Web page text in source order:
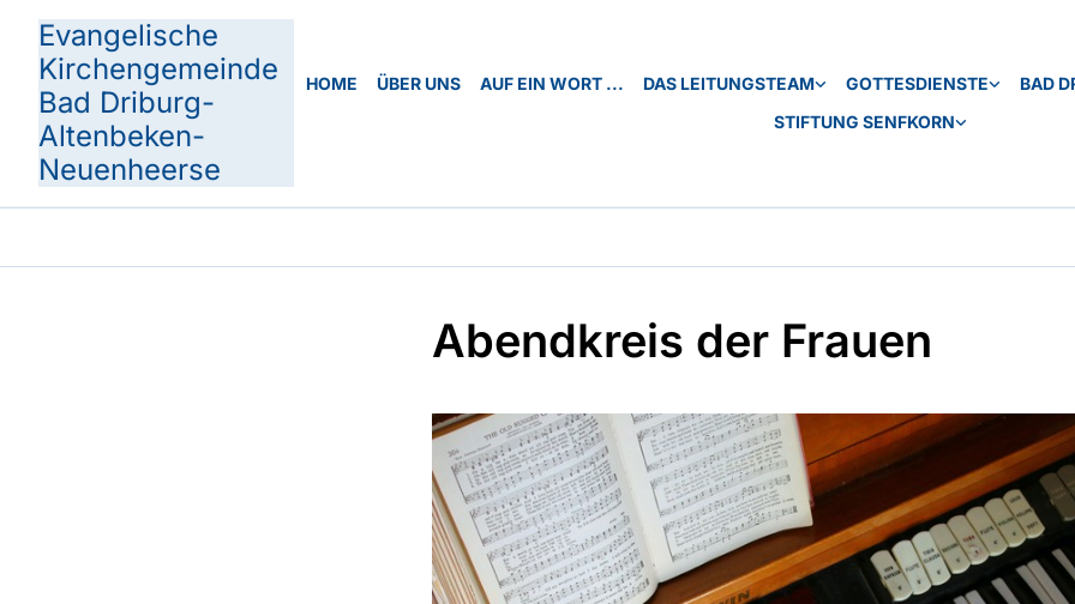
Evangelische
Kirchengemeinde
Bad Driburg-
Altenbeken-
Neuenheerse
HOME ÜBER UNS AUF EIN WORT ... DAS LEITUNGSTEAM GOTTESDIENSTE
BAD
STIFTUNG SENFKORN
Abendkreis der Frauen